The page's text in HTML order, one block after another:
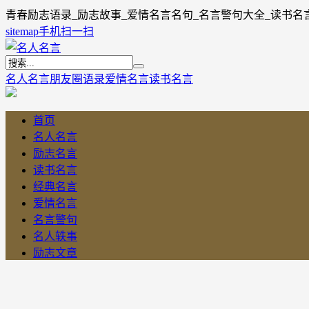
青春励志语录_励志故事_爱情名言名句_名言警句大全_读书名
sitemap手机扫一扫
名人名言朋友圈语录爱情名言读书名言
首页
名人名言
励志名言
读书名言
经典名言
爱情名言
名言警句
名人轶事
励志文章